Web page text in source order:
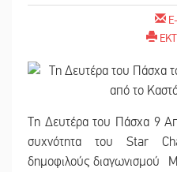
Τη Δευτέρα του Πάσχα 9
συχνότητα του Star
δημοφιλούς διαγωνισμού